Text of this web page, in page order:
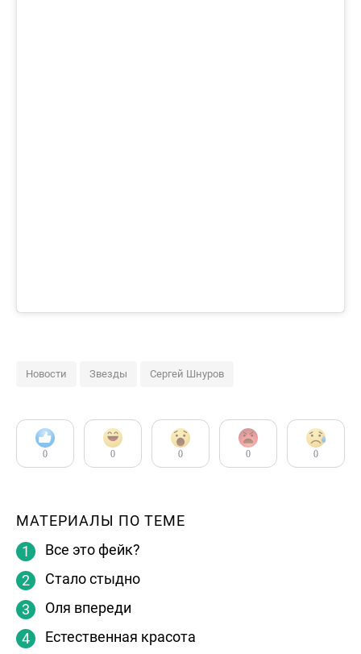
Новости Звезды Сергей Шнуров
0 0 0 0 0
МАТЕРИАЛЫ ПО ТЕМЕ
Все это фейк?
Стало стыдно
Оля впереди
Естественная красота